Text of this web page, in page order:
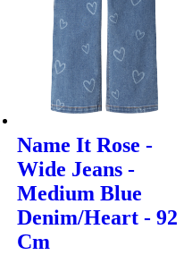
Name It Rose -
Wide Jeans -
Medium Blue
Denim/Heart - 92
Cm